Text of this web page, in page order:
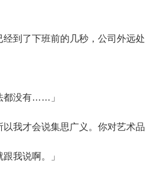
到了下班前的几秒，公司外远处
没有……」
我才会说集思广义。你对艺术品
我说啊。」